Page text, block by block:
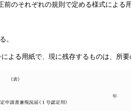
前のそれぞれの規則で定める様式によ
。
よる用紙で、現に残存するものは、所